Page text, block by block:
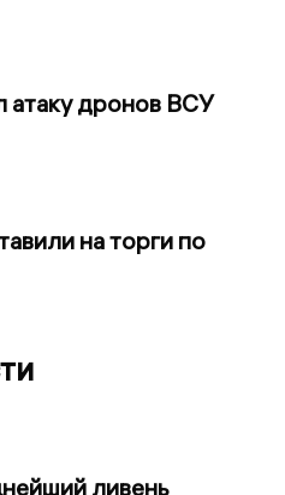
дронов ВСУ
на торги по
ливень